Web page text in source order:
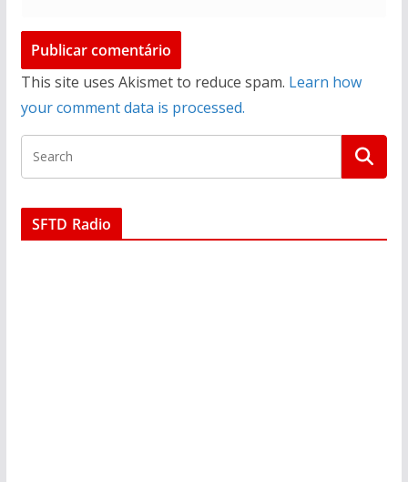
This site uses Akismet to reduce spam. Learn how
your comment data is processed.
SFTD Radio